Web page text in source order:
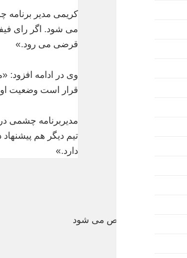
کریمی مدیر
می شود. اگر رای
قرضی می رود.»
وی در ادامه افزود:
قرار است وضعیت او
مدیربرنامه چشمی
تیم دیگر هم
دارد.»
استقلال مشخص می شود